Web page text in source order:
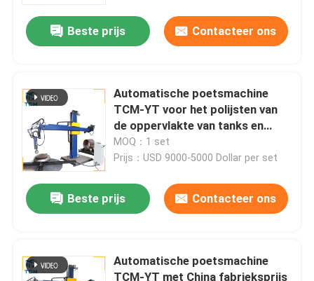
Beste prijs Contacteer ons
Automatische poetsmachine
TCM-YT voor het polijsten van
de oppervlakte van tanks en
borden van roestvrij staal
MOQ：1 set
Prijs：USD 9000-5000 Dollar per set
Beste prijs Contacteer ons
Automatische poetsmachine
TCM-YT met China fabrieksprijs